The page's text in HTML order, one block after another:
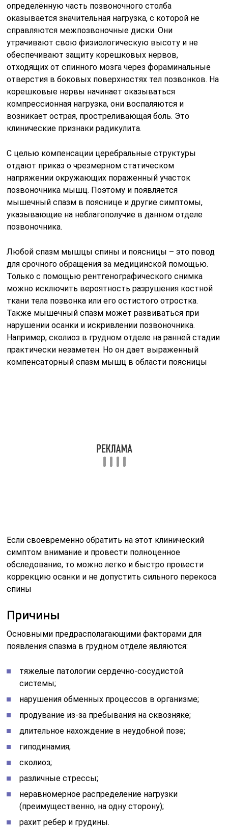
определённую часть позвоночного столба
оказывается значительная нагрузка, с которой не
справляются межпозвоночные диски. Они
утрачивают свою физиологическую высоту и не
обеспечивают защиту корешковых нервов,
отходящих от спинного мозга через фораминальные
отверстия в боковых поверхностях тел позвонков. На
корешковые нервы начинает оказываться
компрессионная нагрузка, они воспаляются и
возникает острая, простреливающая боль. Это
клинические признаки радикулита.
С целью компенсации церебральные структуры
отдают приказ о чрезмерном статическом
напряжении окружающих пораженный участок
позвоночника мышц. Поэтому и появляется
мышечный спазм в пояснице и другие симптомы,
указывающие на неблагополучие в данном отделе
позвоночника.
Любой спазм мышцы спины и поясницы – это повод
для срочного обращения за медицинской помощью.
Только с помощью рентгенографического снимка
можно исключить вероятность разрушения костной
ткани тела позвонка или его остистого отростка.
Также мышечный спазм может развиваться при
нарушении осанки и искривлении позвоночника.
Например, сколиоз в грудном отделе на ранней стадии
практически незаметен. Но он дает выраженный
компенсаторный спазм мышц в области поясницы
Если своевременно обратить на этот клинический
симптом внимание и провести полноценное
обследование, то можно легко и быстро провести
коррекцию осанки и не допустить сильного перекоса
спины
Причины
Основными предрасполагающими факторами для
появления спазма в грудном отделе являются:
тяжелые патологии сердечно-сосудистой
системы;
нарушения обменных процессов в организме;
продувание из-за пребывания на сквозняке;
длительное нахождение в неудобной позе;
гиподинамия;
сколиоз;
различные стрессы;
неравномерное распределение нагрузки
(преимущественно, на одну сторону);
рахит ребер и грудины.